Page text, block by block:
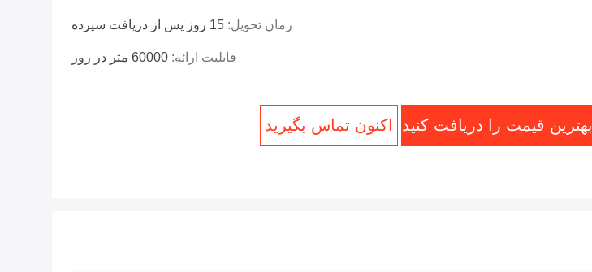
زمان تحویل: 15 روز پس از دریافت سپرده
قابلیت ارائه: 60000 متر در روز
بهترین قیمت را دریافت کنید اکنون تماس بگیرید